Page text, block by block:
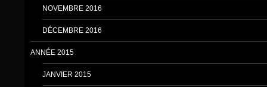
NOVEMBRE 2016
DÉCEMBRE 2016
ANNÉE 2015
JANVIER 2015